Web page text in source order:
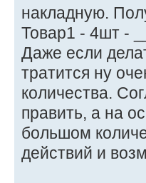
накладную.
Товар1 - 4шт -
Даже если
тратится ну
количества.
править, а на
большом
действий и